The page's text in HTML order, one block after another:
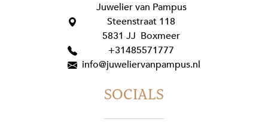
Juwelier van Pampus
Steenstraat 118
5831 JJ Boxmeer
+31485571777
info@juweliervanpampus.nl
SOCIALS